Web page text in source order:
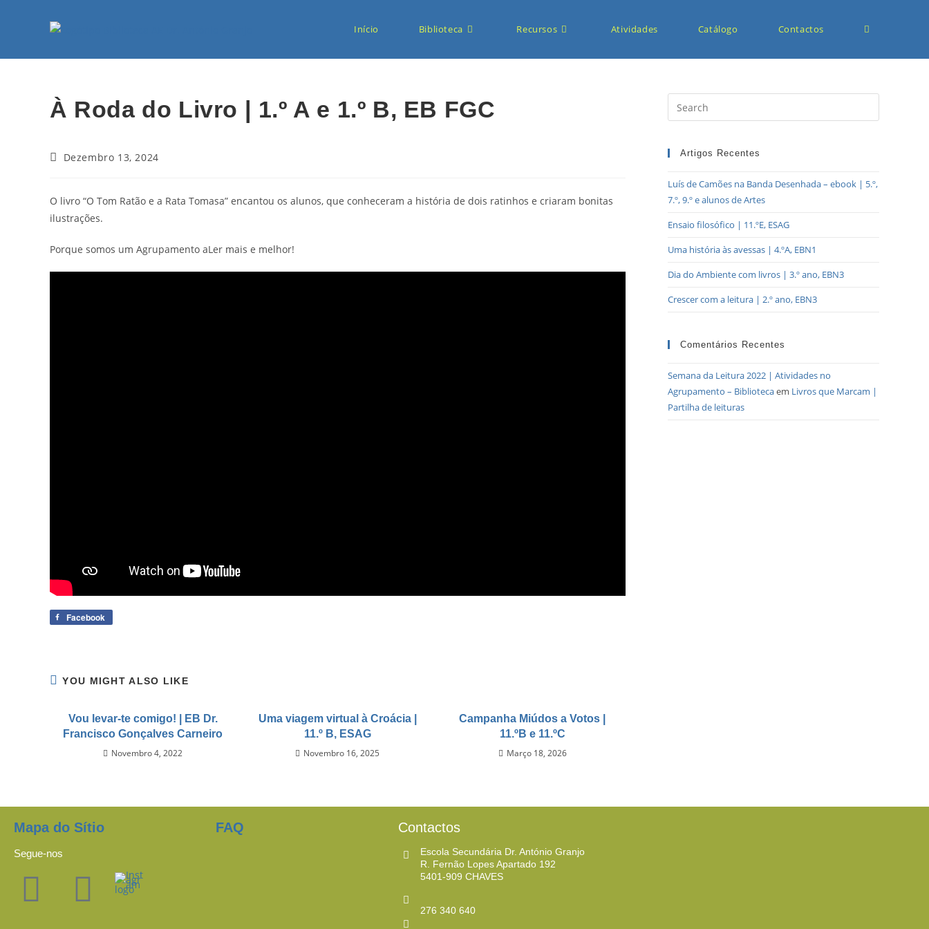
Início Biblioteca Recursos Atividades Catálogo Contactos
À Roda do Livro | 1.º A e 1.º B, EB FGC
Dezembro 13, 2024
O livro “O Tom Ratão e a Rata Tomasa” encantou os alunos, que conheceram a história de dois ratinhos e criaram bonitas
ilustrações.
Porque somos um Agrupamento aLer mais e melhor!
Facebook
YOU MIGHT ALSO LIKE
Vou levar-te comigo! | EB Dr.
Francisco Gonçalves Carneiro
Novembro 4, 2022
Uma viagem virtual à Croácia |
11.º B, ESAG
Novembro 16, 2025
Campanha Miúdos a Votos |
11.ºB e 11.ºC
Março 18, 2026
Artigos Recentes
Luís de Camões na Banda Desenhada – ebook | 5.º,
7.º, 9.º e alunos de Artes
Ensaio filosófico | 11.ºE, ESAG
Uma história às avessas | 4.ºA, EBN1
Dia do Ambiente com livros | 3.º ano, EBN3
Crescer com a leitura | 2.º ano, EBN3
Comentários Recentes
Semana da Leitura 2022 | Atividades no
Agrupamento – Bibliotecaem Livros que Marcam |
Partilha de leituras
Mapa do Sítio FAQ Contactos
Segue-nos
Escola Secundária Dr. António Granjo
R. Fernão Lopes Apartado 192
5401-909 CHAVES ​
276 340 640